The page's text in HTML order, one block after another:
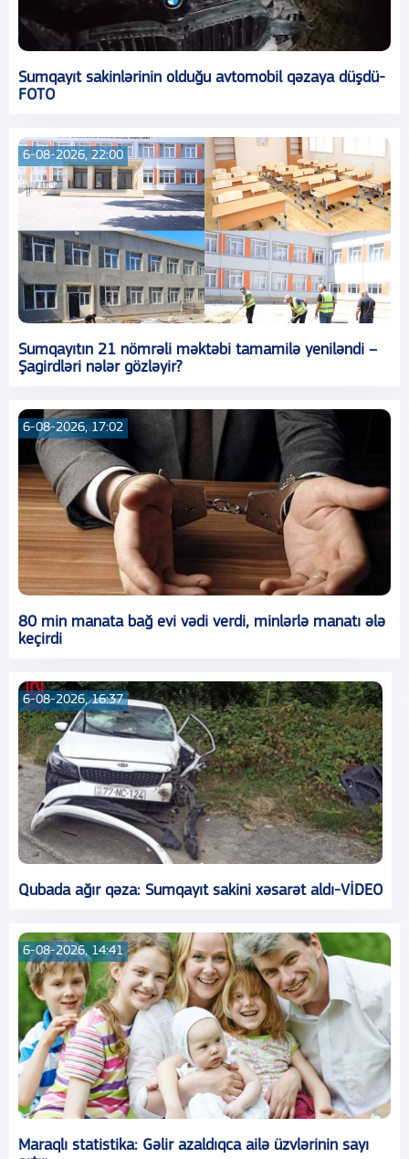
Sumqayıt sakinlərinin olduğu avtomobil qəzaya düşdü-
FOTO
6-08-2026, 22:00
Sumqayıtın 21 nömrəli məktəbi tamamilə yeniləndi –
Şagirdləri nələr gözləyir?
6-08-2026, 17:02
80 min manata bağ evi vədi verdi, minlərlə manatı ələ
keçirdi
6-08-2026, 16:37
Qubada ağır qəza: Sumqayıt sakini xəsarət aldı-VİDEO
6-08-2026, 14:41
Maraqlı statistika: Gəlir azaldıqca ailə üzvlərinin sayı